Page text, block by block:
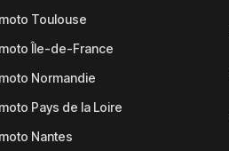
Toulouse
Île-de-France
Normandie
Pays de la Loire
Nantes